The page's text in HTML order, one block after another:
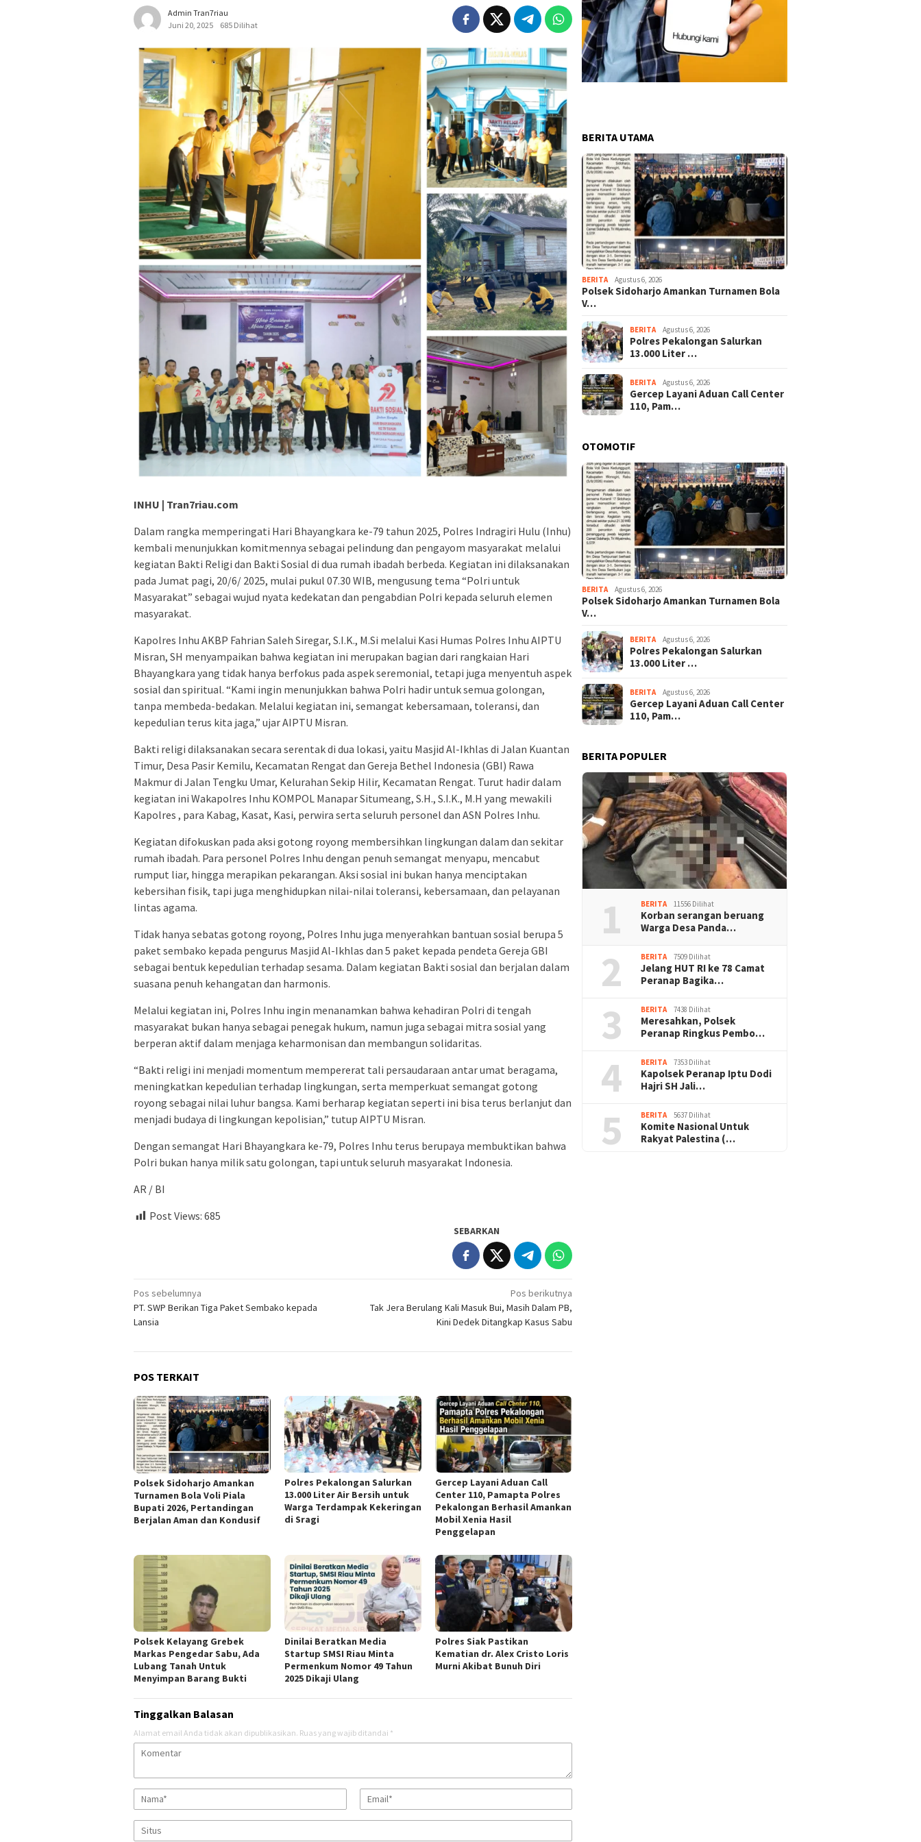
Admin Tran7riau
Juni 20, 2025
685 Dilihat
INHU | Tran7riau.com
Dalam rangka memperingati Hari Bhayangkara ke-79 tahun 2025, Polres Indragiri Hulu (Inhu)
kembali menunjukkan komitmennya sebagai pelindung dan pengayom masyarakat melalui
kegiatan Bakti Religi dan Bakti Sosial di dua rumah ibadah berbeda. Kegiatan ini dilaksanakan
pada Jumat pagi, 20/6/ 2025, mulai pukul 07.30 WIB, mengusung tema “Polri untuk
Masyarakat” sebagai wujud nyata kedekatan dan pengabdian Polri kepada seluruh elemen
masyarakat.
Kapolres Inhu AKBP Fahrian Saleh Siregar, S.I.K., M.Si melalui Kasi Humas Polres Inhu AIPTU
Misran, SH menyampaikan bahwa kegiatan ini merupakan bagian dari rangkaian Hari
Bhayangkara yang tidak hanya berfokus pada aspek seremonial, tetapi juga menyentuh aspek
sosial dan spiritual. “Kami ingin menunjukkan bahwa Polri hadir untuk semua golongan,
tanpa membeda-bedakan. Melalui kegiatan ini, semangat kebersamaan, toleransi, dan
kepedulian terus kita jaga,” ujar AIPTU Misran.
Bakti religi dilaksanakan secara serentak di dua lokasi, yaitu Masjid Al-Ikhlas di Jalan Kuantan
Timur, Desa Pasir Kemilu, Kecamatan Rengat dan Gereja Bethel Indonesia (GBI) Rawa
Makmur di Jalan Tengku Umar, Kelurahan Sekip Hilir, Kecamatan Rengat. Turut hadir dalam
kegiatan ini Wakapolres Inhu KOMPOL Manapar Situmeang, S.H., S.I.K., M.H yang mewakili
Kapolres , para Kabag, Kasat, Kasi, perwira serta seluruh personel dan ASN Polres Inhu.
Kegiatan difokuskan pada aksi gotong royong membersihkan lingkungan dalam dan sekitar
rumah ibadah. Para personel Polres Inhu dengan penuh semangat menyapu, mencabut
rumput liar, hingga merapikan pekarangan. Aksi sosial ini bukan hanya menciptakan
kebersihan fisik, tapi juga menghidupkan nilai-nilai toleransi, kebersamaan, dan pelayanan
lintas agama.
Tidak hanya sebatas gotong royong, Polres Inhu juga menyerahkan bantuan sosial berupa 5
paket sembako kepada pengurus Masjid Al-Ikhlas dan 5 paket kepada pendeta Gereja GBI
sebagai bentuk kepedulian terhadap sesama. Dalam kegiatan Bakti sosial dan berjalan dalam
suasana penuh kehangatan dan harmonis.
Melalui kegiatan ini, Polres Inhu ingin menanamkan bahwa kehadiran Polri di tengah
masyarakat bukan hanya sebagai penegak hukum, namun juga sebagai mitra sosial yang
berperan aktif dalam menjaga keharmonisan dan membangun solidaritas.
“Bakti religi ini menjadi momentum mempererat tali persaudaraan antar umat beragama,
meningkatkan kepedulian terhadap lingkungan, serta memperkuat semangat gotong
royong sebagai nilai luhur bangsa. Kami berharap kegiatan seperti ini bisa terus berlanjut dan
menjadi budaya di lingkungan kepolisian,” tutup AIPTU Misran.
Dengan semangat Hari Bhayangkara ke-79, Polres Inhu terus berupaya membuktikan bahwa
Polri bukan hanya milik satu golongan, tapi untuk seluruh masyarakat Indonesia.
AR / BI
Post Views: 685
SEBARKAN
Navigasi
pos
Pos sebelumnya
PT. SWP Berikan Tiga Paket Sembako kepada
Lansia
Pos berikutnya
Tak Jera Berulang Kali Masuk Bui, Masih Dalam PB,
Kini Dedek Ditangkap Kasus Sabu
POS TERKAIT
Polsek Sidoharjo Amankan
Turnamen Bola Voli Piala
Bupati 2026, Pertandingan
Berjalan Aman dan Kondusif
Polres Pekalongan Salurkan
13.000 Liter Air Bersih untuk
Warga Terdampak Kekeringan
di Sragi
Gercep Layani Aduan Call
Center 110, Pamapta Polres
Pekalongan Berhasil Amankan
Mobil Xenia Hasil
Penggelapan
Polsek Kelayang Grebek
Markas Pengedar Sabu, Ada
Lubang Tanah Untuk
Menyimpan Barang Bukti
Dinilai Beratkan Media
Startup SMSI Riau Minta
Permenkum Nomor 49 Tahun
2025 Dikaji Ulang
Polres Siak Pastikan
Kematian dr. Alex Cristo Loris
Murni Akibat Bunuh Diri
Tinggalkan Balasan
Alamat email Anda tidak akan dipublikasikan. Ruas yang wajib ditandai *
BERITA UTAMA
BERITA Agustus 6, 2026
Polsek Sidoharjo Amankan Turnamen Bola
V…
BERITA Agustus 6, 2026
Polres Pekalongan Salurkan
13.000 Liter …
BERITA Agustus 6, 2026
Gercep Layani Aduan Call Center
110, Pam…
OTOMOTIF
BERITA Agustus 6, 2026
Polsek Sidoharjo Amankan Turnamen Bola
V…
BERITA Agustus 6, 2026
Polres Pekalongan Salurkan
13.000 Liter …
BERITA Agustus 6, 2026
Gercep Layani Aduan Call Center
110, Pam…
BERITA POPULER
1 BERITA 11556 Dilihat
Korban serangan beruang
Warga Desa Panda…
2 BERITA 7509 Dilihat
Jelang HUT RI ke 78 Camat
Peranap Bagika…
3 BERITA 7438 Dilihat
Meresahkan, Polsek
Peranap Ringkus Pembo…
4 BERITA 7353 Dilihat
Kapolsek Peranap Iptu Dodi
Hajri SH Jali…
5 BERITA 5637 Dilihat
Komite Nasional Untuk
Rakyat Palestina (…